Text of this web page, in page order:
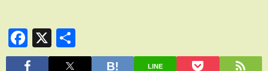
Facebook
X
有
LINE